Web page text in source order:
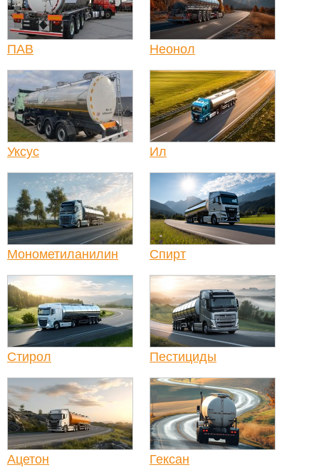
ПАВ Неонол
Уксус Ил
Монометиланилин Спирт
Стирол Пестициды
Ацетон Гексан